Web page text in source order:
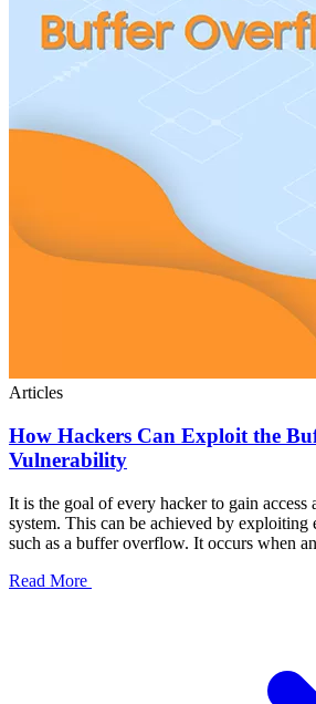
Articles
How Hackers Can Exploit the
Vulnerability
It is the goal of every hacker to gain access
system. This can be achieved by exploiting
such as a buffer overflow. It occurs when
Read More